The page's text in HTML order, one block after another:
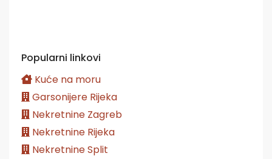
Popularni linkovi
Kuće na moru
Garsonijere Rijeka
Nekretnine Zagreb
Nekretnine Rijeka
Nekretnine Split